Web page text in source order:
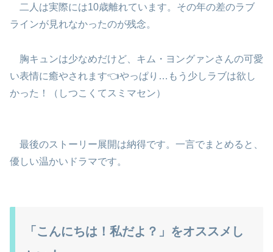
二人は実際には10歳離れています。その年の差のラブ
ラインが見れなかったのが残念。
胸キュンは少なめだけど、キム・ヨングァンさんの可愛
い表情に癒やされます👈やっぱり…もう少しラブは欲し
かった！（しつこくてスミマセン）
最後のストーリー展開は納得です。一言でまとめると、
優しい温かいドラマです。
「こんにちは！私だよ？」をオススメし